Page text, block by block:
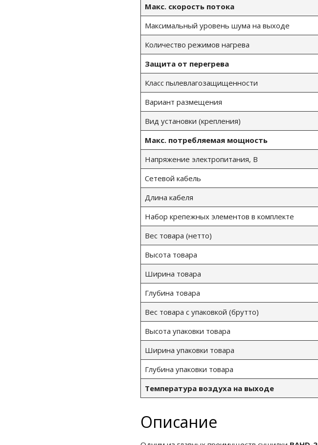
Макс. скорость потока
Максимальный уровень шума на выходе
Количество режимов нагрева
Защита от перегрева
Класс пылевлагозащищенности
Вариант размещения
Вид установки (крепления)
Макс. потребляемая мощность
Напряжение электропитания, В
Сетевой кабель
Длина кабеля
Набор крепежных элементов в комплекте
Вес товара (нетто)
Высота товара
Ширина товара
Глубина товара
Вес товара с упаковкой (брутто)
Высота упаковки товара
Ширина упаковки товара
Глубина упаковки товара
Температура воздуха на выходе
Описание